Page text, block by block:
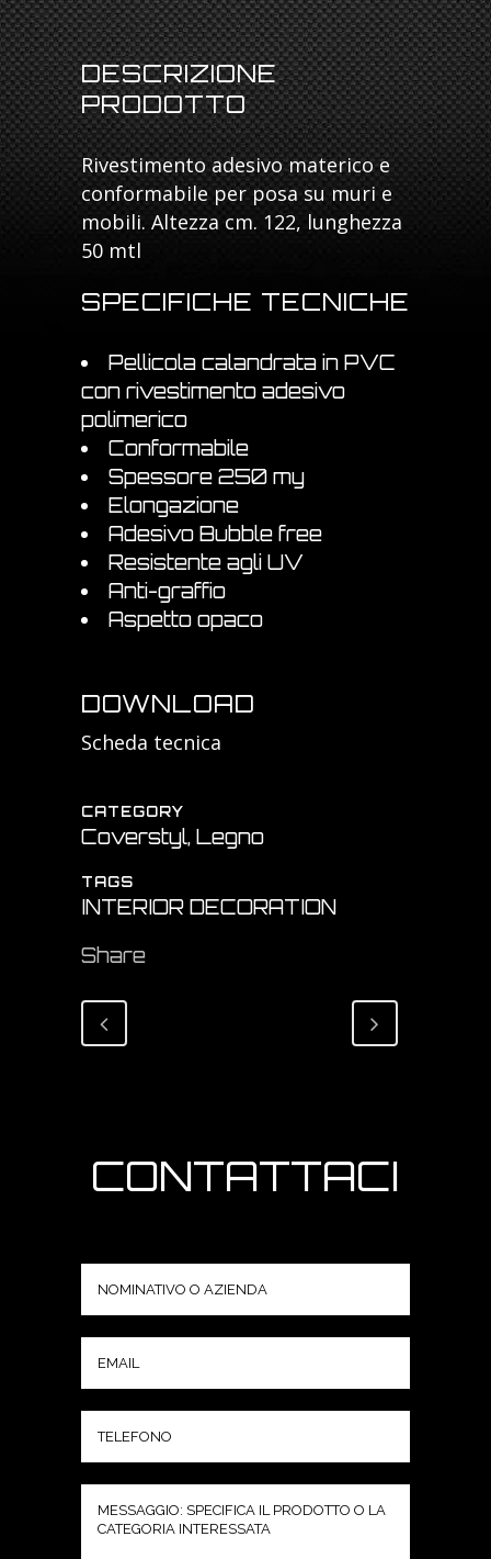
DESCRIZIONE
PRODOTTO
Rivestimento adesivo materico e
conformabile per posa su muri e
mobili. Altezza cm. 122, lunghezza
50 mtl
SPECIFICHE TECNICHE
Pellicola calandrata in PVC
con rivestimento adesivo
polimerico
Conformabile
Spessore 250 my
Elongazione
Adesivo Bubble free
Resistente agli UV
Anti-graffio
Aspetto opaco
DOWNLOAD
Scheda tecnica
CATEGORY
Coverstyl, Legno
TAGS
INTERIOR DECORATION
Share
CONTATTACI